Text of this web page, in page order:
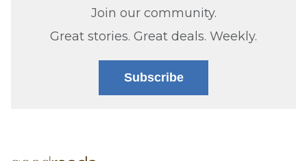
Join our community.
Great stories. Great deals. Weekly.
Subscribe